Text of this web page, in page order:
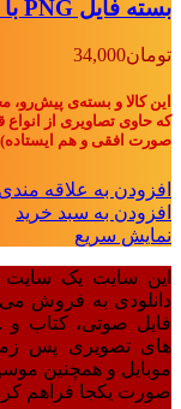
بسته فایل PNG با تصاویر “قاب مشکی”
تومان34,000
که حاوی تصاویری از انواع
صورت افقی و هم ایستاده)
افزودن به علاقه مندی
افزودن به سبد خرید
نمایش سریع
این سایت یک
دانلودی به فروش
فایل صوتی، کتاب و
های تصویری پس
موبایل و همچنین
صورت یکجا فراهم